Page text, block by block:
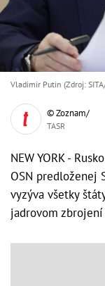
Vladimir Putin (Zdroj:
© Zoznam/
TASR
NEW YORK -
OSN predloženej
vyzýva všetky
jadrovom